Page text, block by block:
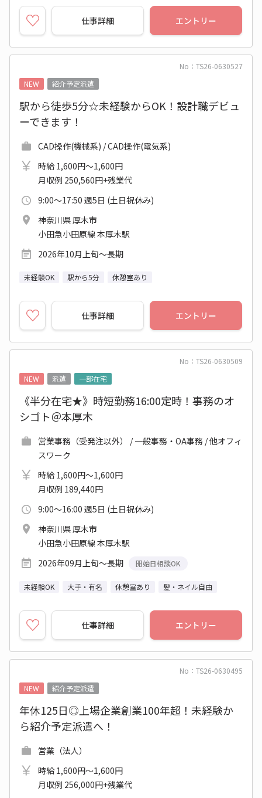
仕事詳細 エントリー
No：TS26-0630527
NEW
紹介予定派遣
駅から徒歩5分☆未経験からOK！設計職デビュ
ーできます！
CAD操作(機械系) / CAD操作(電気系)
時給 1,600円～1,600円
月収例 250,560円+残業代
9:00～17:50 週5日 (土日祝休み)
神奈川県 厚木市
小田急小田原線 本厚木駅
2026年10月上旬～長期
未経験OK 駅から5分 休憩室あり
仕事詳細 エントリー
No：TS26-0630509
NEW
派遣 一部在宅
《半分在宅★》時短勤務16:00定時！事務のオ
シゴト＠本厚木
営業事務（受発注以外） / 一般事務・OA事務 / 他オフィ
スワーク
時給 1,600円～1,600円
月収例 189,440円
9:00～16:00 週5日 (土日祝休み)
神奈川県 厚木市
小田急小田原線 本厚木駅
2026年09月上旬～長期
開始日相談OK
未経験OK 大手・有名 休憩室あり 髪・ネイル自由
仕事詳細 エントリー
No：TS26-0630495
NEW
紹介予定派遣
年休125日◎上場企業創業100年超！未経験か
ら紹介予定派遣へ！
営業（法人）
時給 1,600円～1,600円
月収例 256,000円+残業代